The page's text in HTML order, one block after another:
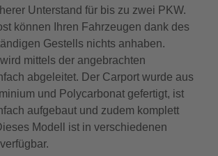
Unterstand für bis zu zwei PKW.
können Ihren Fahrzeugen dank des
Gestells nichts anhaben.
mittels der angebrachten
abgeleitet. Der Carport wurde aus
und Polycarbonat gefertigt, ist
aufgebaut und zudem komplett
Modell ist in verschiedenen